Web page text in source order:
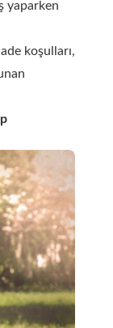
yaparken
koşulları,